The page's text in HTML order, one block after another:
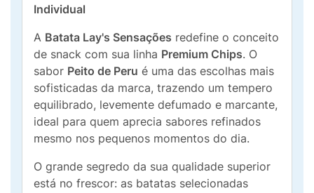
Individual
A Batata Lay's Sensações redefine o conceito
de snack com sua linha Premium Chips. O
sabor Peito de Peru é uma das escolhas mais
sofisticadas da marca, trazendo um tempero
equilibrado, levemente defumado e marcante,
ideal para quem aprecia sabores refinados
mesmo nos pequenos momentos do dia.
O grande segredo da sua qualidade superior
está no frescor: as batatas selecionadas